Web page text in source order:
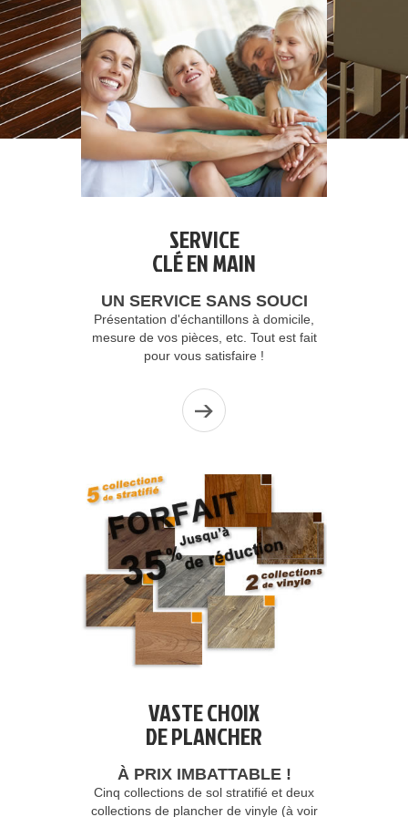
SERVICE
CLÉ EN MAIN
UN SERVICE SANS SOUCI
Présentation d'échantillons à domicile,
mesure de vos pièces, etc. Tout est fait
pour vous satisfaire !
VASTE CHOIX
DE PLANCHER
À PRIX IMBATTABLE !
Cinq collections de sol stratifié et deux
collections de plancher de vinyle (à voir